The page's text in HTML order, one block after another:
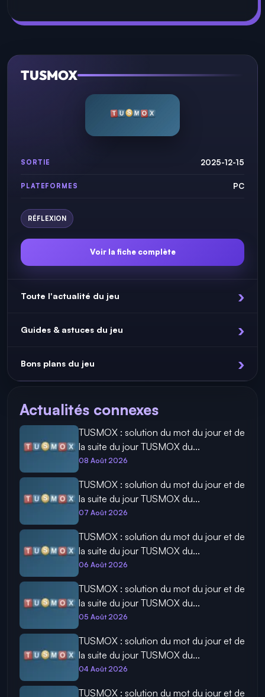
TUSMOX
SORTIE 2025-12-15
PLATEFORMES PC
RÉFLEXION
Voir la fiche complète
Toute l'actualité du jeu
Guides & astuces du jeu
Bons plans du jeu
Actualités connexes
TUSMOX : solution du mot du jour et de
la suite du jour TUSMOX du...
08 Août 2026
TUSMOX : solution du mot du jour et de
la suite du jour TUSMOX du...
07 Août 2026
TUSMOX : solution du mot du jour et de
la suite du jour TUSMOX du...
06 Août 2026
TUSMOX : solution du mot du jour et de
la suite du jour TUSMOX du...
05 Août 2026
TUSMOX : solution du mot du jour et de
la suite du jour TUSMOX du...
04 Août 2026
TUSMOX : solution du mot du jour et de